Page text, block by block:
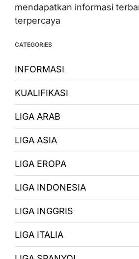
mendapatkan informasi
terpercaya
CATEGORIES
INFORMASI
KUALIFIKASI
LIGA ARAB
LIGA ASIA
LIGA EROPA
LIGA INDONESIA
LIGA INGGRIS
LIGA ITALIA